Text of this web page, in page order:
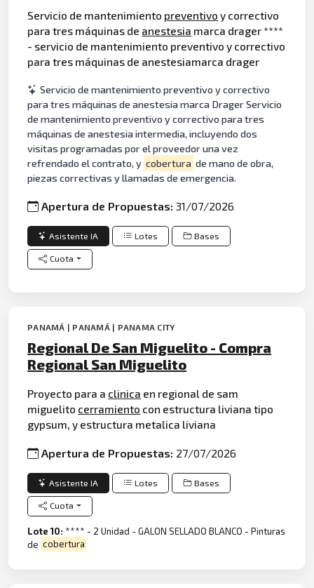
Servicio de mantenimiento preventivo y correctivo
para tres máquinas de anestesia marca drager ****
- servicio de mantenimiento preventivo y correctivo
para tres máquinas de anestesiamarca drager
Servicio de mantenimiento preventivo y correctivo
para tres máquinas de anestesia marca Drager Servicio
de mantenimiento preventivo y correctivo para tres
máquinas de anestesia intermedia, incluyendo dos
visitas programadas por el proveedor una vez
refrendado el contrato, y cobertura de mano de obra,
piezas correctivas y llamadas de emergencia.
Apertura de Propuestas:31/07/2026
Asistente IA Lotes Bases
Cuota
PANAMÁ | PANAMÁ | PANAMA CITY
Regional De San Miguelito - Compra
Regional San Miguelito
Proyecto para a clinica en regional de sam
miguelito cerramiento con estructura liviana tipo
gypsum, y estructura metalica liviana
Apertura de Propuestas: 27/07/2026
Asistente IA Lotes Bases
Cuota
Lote 10: **** - 2 Unidad - GALON SELLADO BLANCO - Pinturas
de cobertura